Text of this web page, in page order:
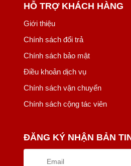
HỖ TRỢ KHÁCH HÀNG
Giới thiệu
Chính sách đổi trả
Chính sách bảo mật
Điều khoản dịch vụ
Chính sách vận chuyển
Chính sách cộng tác viên
ĐĂNG KÝ NHẬN BẢN